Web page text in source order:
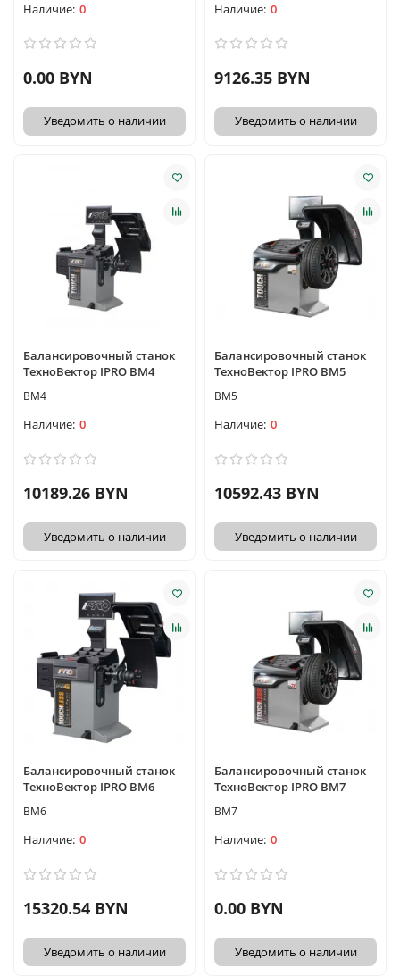
0
0.00 BYN
Уведомить о наличии
0
9126.35 BYN
Уведомить о наличии
Балансировочный станок
ТехноВектор IPRO BM4
BM4
0
10189.26 BYN
Уведомить о наличии
Балансировочный станок
ТехноВектор IPRO BM5
BM5
0
10592.43 BYN
Уведомить о наличии
Балансировочный станок
ТехноВектор IPRO BM6
BM6
0
15320.54 BYN
Уведомить о наличии
Балансировочный станок
ТехноВектор IPRO BM7
BM7
0
0.00 BYN
Уведомить о наличии